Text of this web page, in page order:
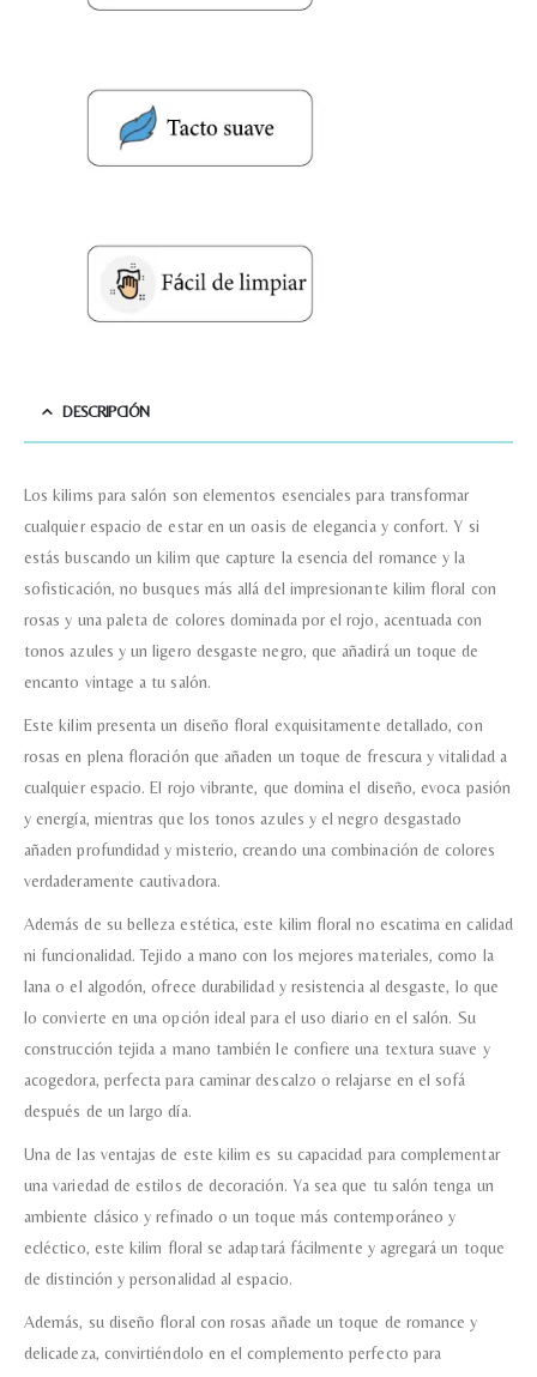
DESCRIPCIÓN
Los kilims para salón son elementos esenciales para transformar
cualquier espacio de estar en un oasis de elegancia y confort. Y si
estás buscando un kilim que capture la esencia del romance y la
sofisticación, no busques más allá del impresionante kilim floral con
rosas y una paleta de colores dominada por el rojo, acentuada con
tonos azules y un ligero desgaste negro, que añadirá un toque de
encanto vintage a tu salón.
Este kilim presenta un diseño floral exquisitamente detallado, con
rosas en plena floración que añaden un toque de frescura y vitalidad a
cualquier espacio. El rojo vibrante, que domina el diseño, evoca pasión
y energía, mientras que los tonos azules y el negro desgastado
añaden profundidad y misterio, creando una combinación de colores
verdaderamente cautivadora.
Además de su belleza estética, este kilim floral no escatima en calidad
ni funcionalidad. Tejido a mano con los mejores materiales, como la
lana o el algodón, ofrece durabilidad y resistencia al desgaste, lo que
lo convierte en una opción ideal para el uso diario en el salón. Su
construcción tejida a mano también le confiere una textura suave y
acogedora, perfecta para caminar descalzo o relajarse en el sofá
después de un largo día.
Una de las ventajas de este kilim es su capacidad para complementar
una variedad de estilos de decoración. Ya sea que tu salón tenga un
ambiente clásico y refinado o un toque más contemporáneo y
ecléctico, este kilim floral se adaptará fácilmente y agregará un toque
de distinción y personalidad al espacio.
Además, su diseño floral con rosas añade un toque de romance y
delicadeza, convirtiéndolo en el complemento perfecto para
Tu mensaje.
Nombre y Referencia del producto
información que envío para que